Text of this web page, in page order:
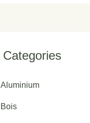
Categories
Aluminium
Bois